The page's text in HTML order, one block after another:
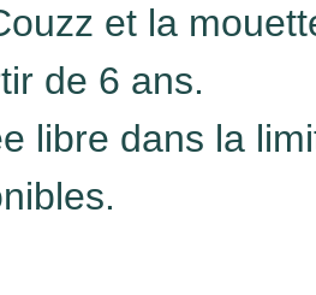
et la
de 6 ans.
libre dans la